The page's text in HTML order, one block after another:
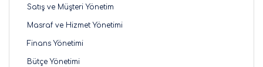
Satış ve Müşteri Yönetim
Masraf ve Hizmet Yönetimi
Finans Yönetimi
Bütçe Yönetimi